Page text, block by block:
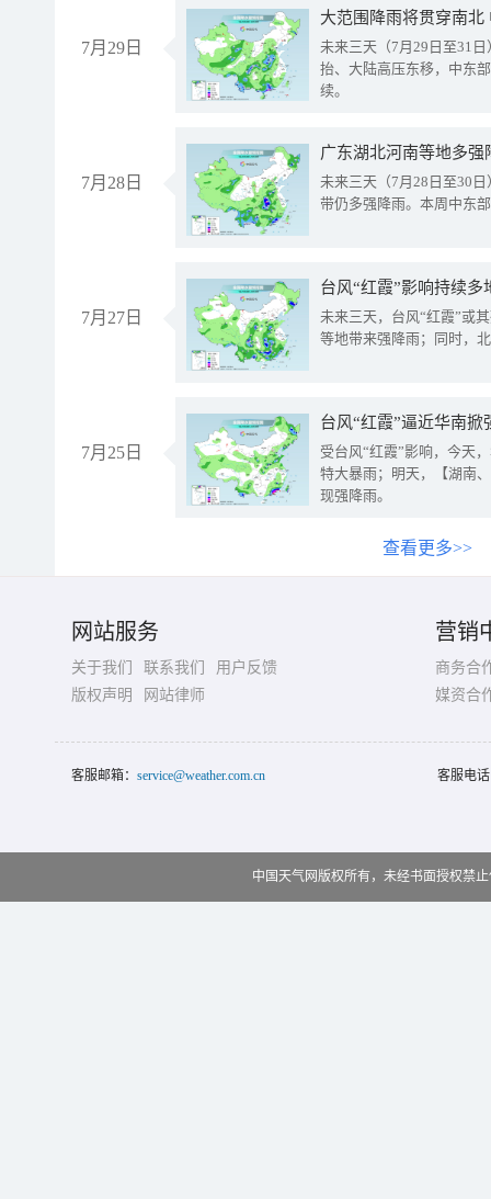
7月29日
大范围降雨将贯穿南
未来三天（7月29日至31
抬、大陆高压东移，中东
续。
7月28日
广东湖北河南等地多
未来三天（7月28日至30
带仍多强降雨。本周中东
7月27日
台风“红霞”影响持续
未来三天，台风“红霞”或
等地带来强降雨；同时，
7月25日
台风“红霞”逼近华南
受台风“红霞”影响，今天
特大暴雨；明天，【湖南
现强降雨。
查看更多>>
网站服务
关于我们 联系我们
用户反馈
版权声明
网站律师
营销
商务合
媒资合
客服邮箱： service@weather.com.cn 客服电
中国天气网版权所有，未经书面授权